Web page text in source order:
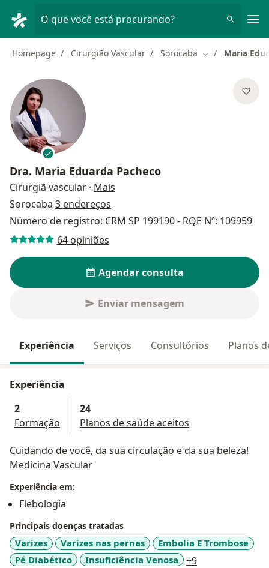
O que você está procurando?
Homepage Cirurgião Vascular Sorocaba Mudar de
Maria
Dra. Maria Eduarda Pacheco
Cirurgiã vascular · Mais
Sorocaba 3 endereços
Número de registro: CRM SP 199190 - RQE Nº: 109959
64 opiniões
Agendar consulta
Enviar mensagem
Experiência Serviços Consultórios Planos
Experiência
2
Formação
24
Planos de saúde aceitos
Cuidando de você, da sua circulação e da sua beleza!
Medicina Vascular
Experiência em:
Flebologia
Principais doenças tratadas
Varizes Varizes nas pernas
Embolia E Trombose
Pé Diabético
Insuficiência Venosa +9